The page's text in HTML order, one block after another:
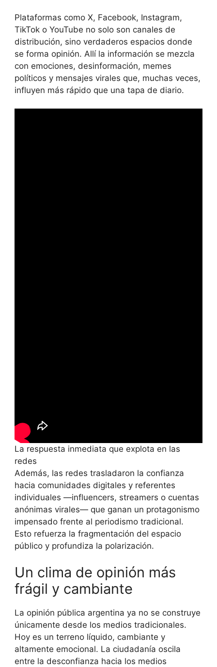
Plataformas como X, Facebook, Instagram,
TikTok o YouTube no solo son canales de
distribución, sino verdaderos espacios donde
se forma opinión. Allí la información se mezcla
con emociones, desinformación, memes
políticos y mensajes virales que, muchas veces,
influyen más rápido que una tapa de diario.
La respuesta inmediata que explota en las
redes
Además, las redes trasladaron la confianza
hacia comunidades digitales y referentes
individuales —influencers, streamers o cuentas
anónimas virales— que ganan un protagonismo
impensado frente al periodismo tradicional.
Esto refuerza la fragmentación del espacio
público y profundiza la polarización.
Un clima de opinión más
frágil y cambiante
La opinión pública argentina ya no se construye
únicamente desde los medios tradicionales.
Hoy es un terreno líquido, cambiante y
altamente emocional. La ciudadanía oscila
entre la desconfianza hacia los medios